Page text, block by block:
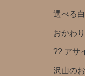
選べる
おかわ
?? アサ
沢山の